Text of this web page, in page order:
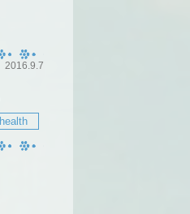
2016.9.7
health